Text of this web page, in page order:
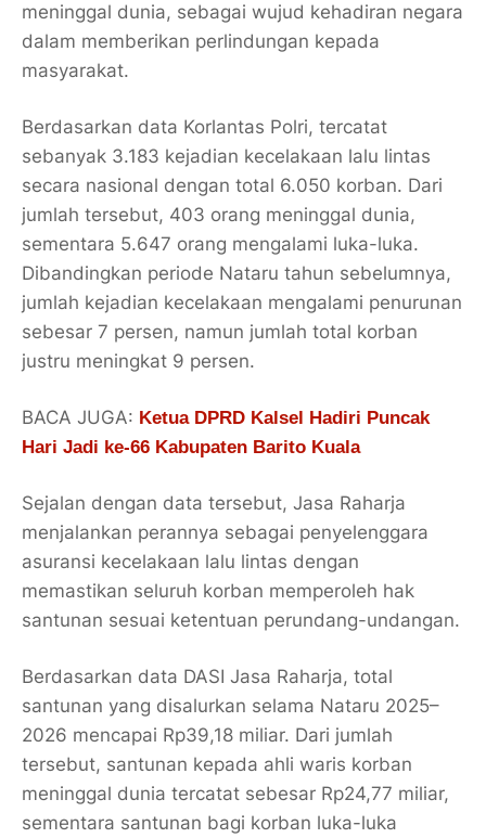
meninggal dunia, sebagai wujud kehadiran negara
dalam memberikan perlindungan kepada
masyarakat.
Berdasarkan data Korlantas Polri, tercatat
sebanyak 3.183 kejadian kecelakaan lalu lintas
secara nasional dengan total 6.050 korban. Dari
jumlah tersebut, 403 orang meninggal dunia,
sementara 5.647 orang mengalami luka-luka.
Dibandingkan periode Nataru tahun sebelumnya,
jumlah kejadian kecelakaan mengalami penurunan
sebesar 7 persen, namun jumlah total korban
justru meningkat 9 persen.
BACA JUGA: Ketua DPRD Kalsel Hadiri Puncak
Hari Jadi ke-66 Kabupaten Barito Kuala
Sejalan dengan data tersebut, Jasa Raharja
menjalankan perannya sebagai penyelenggara
asuransi kecelakaan lalu lintas dengan
memastikan seluruh korban memperoleh hak
santunan sesuai ketentuan perundang-undangan.
Berdasarkan data DASI Jasa Raharja, total
santunan yang disalurkan selama Nataru 2025–
2026 mencapai Rp39,18 miliar. Dari jumlah
tersebut, santunan kepada ahli waris korban
meninggal dunia tercatat sebesar Rp24,77 miliar,
sementara santunan bagi korban luka-luka